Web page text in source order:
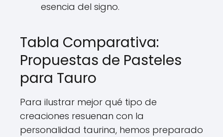
esencia del signo.
Tabla Comparativa:
Propuestas de Pasteles
para Tauro
Para ilustrar mejor qué tipo de
creaciones resuenan con la
personalidad taurina, hemos preparado